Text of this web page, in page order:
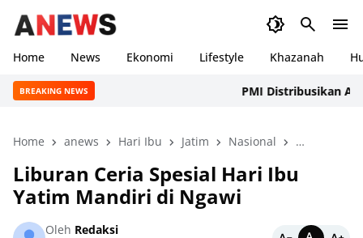
Home News Ekonomi Lifestyle Khazanah
BREAKING NEWS PMI Distribusikan Air
Home anews Hari Ibu Jatim Nasional News
Liburan Ceria Spesial Hari Ibu
Yatim Mandiri di Ngawi
Oleh Redaksi